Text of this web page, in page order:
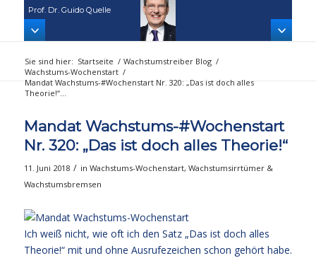
Prof. Dr. Guido Quelle
Sie sind hier: Startseite / Wachstumstreiber Blog /
Wachstums-Wochenstart /
Mandat Wachstums-#Wochenstart Nr. 320: „Das ist doch alles
Theorie!“...
Mandat Wachstums-#Wochenstart
Nr. 320: „Das ist doch alles Theorie!“
11. Juni 2018 / in Wachstums-Wochenstart, Wachstumsirrtümer &
Wachstumsbremsen
Ich weiß nicht, wie oft ich den Satz „Das ist doch alles
Theorie!“ mit und ohne Ausrufezeichen schon gehört habe.